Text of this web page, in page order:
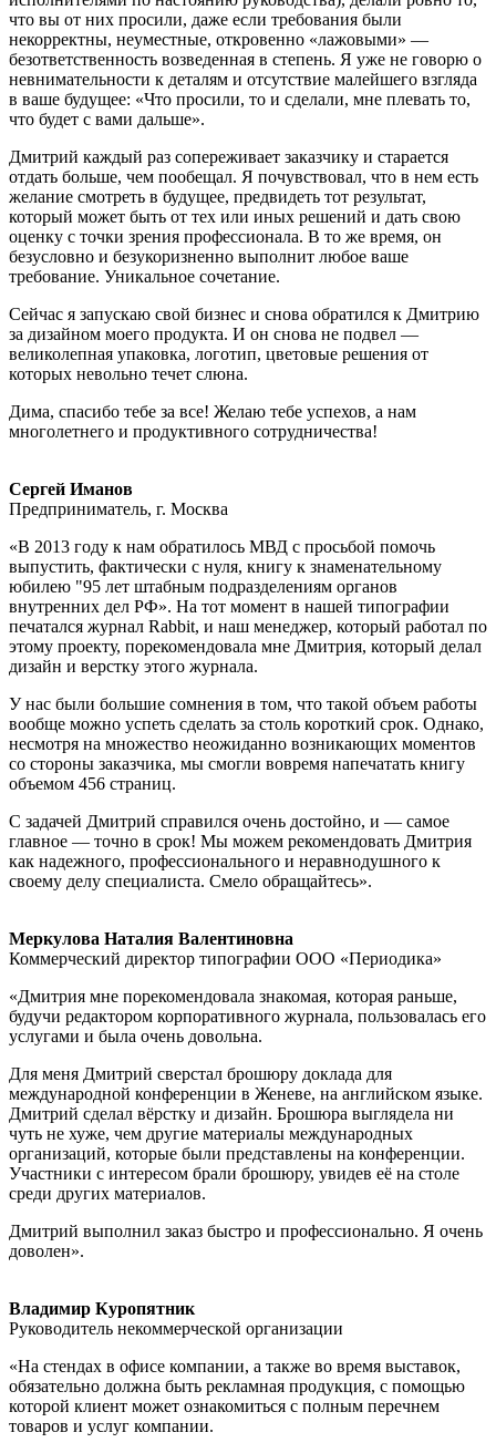
что вы от них просили, даже если требования были
некорректны, неуместные, откровенно «лажовыми» —
безответственность возведенная в степень. Я уже не говорю о
невнимательности к деталям и отсутствие малейшего взгляда
в ваше будущее: «Что просили, то и сделали, мне плевать то,
что будет с вами дальше».
Дмитрий каждый раз сопереживает заказчику и старается
отдать больше, чем пообещал. Я почувствовал, что в нем есть
желание смотреть в будущее, предвидеть тот результат,
который может быть от тех или иных решений и дать свою
оценку с точки зрения профессионала. В то же время, он
безусловно и безукоризненно выполнит любое ваше
требование. Уникальное сочетание.
Сейчас я запускаю свой бизнес и снова обратился к Дмитрию
за дизайном моего продукта. И он снова не подвел —
великолепная упаковка, логотип, цветовые решения от
которых невольно течет слюна.
Дима, спасибо тебе за все! Желаю тебе успехов, а нам
многолетнего и продуктивного сотрудничества!
Сергей Иманов
Предприниматель, г. Москва
«В 2013 году к нам обратилось МВД с просьбой помочь
выпустить, фактически с нуля, книгу к знаменательному
юбилею "95 лет штабным подразделениям органов
внутренних дел РФ». На тот момент в нашей типографии
печатался журнал Rabbit, и наш менеджер, который работал по
этому проекту, порекомендовала мне Дмитрия, который делал
дизайн и верстку этого журнала.
У нас были большие сомнения в том, что такой объем работы
вообще можно успеть сделать за столь короткий срок. Однако,
несмотря на множество неожиданно возникающих моментов
со стороны заказчика, мы смогли вовремя напечатать книгу
объемом 456 страниц.
С задачей Дмитрий справился очень достойно, и — самое
главное — точно в срок! Мы можем рекомендовать Дмитрия
как надежного, профессионального и неравнодушного к
своему делу специалиста. Смело обращайтесь».
Меркулова Наталия Валентиновна
Коммерческий директор типографии ООО «Периодика»
«Дмитрия мне порекомендовала знакомая, которая раньше,
будучи редактором корпоративного журнала, пользовалась его
услугами и была очень довольна.
Для меня Дмитрий сверстал брошюру доклада для
международной конференции в Женеве, на английском языке.
Дмитрий сделал вёрстку и дизайн. Брошюра выглядела ни
чуть не хуже, чем другие материалы международных
организаций, которые были представлены на конференции.
Участники с интересом брали брошюру, увидев её на столе
среди других материалов.
Дмитрий выполнил заказ быстро и профессионально. Я очень
доволен».
Владимир Куропятник
Руководитель некоммерческой организации
«На стендах в офисе компании, а также во время выставок,
обязательно должна быть рекламная продукция, с помощью
которой клиент может ознакомиться с полным перечнем
товаров и услуг компании.